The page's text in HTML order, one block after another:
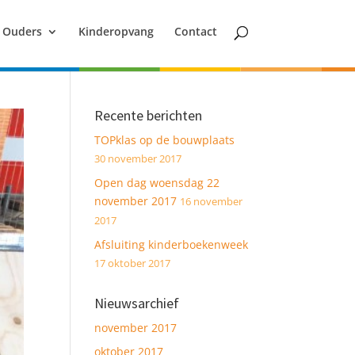
Ouders Kinderopvang Contact
Recente berichten
TOPklas op de bouwplaats
30 november 2017
Open dag woensdag 22
november 2017 16 november
2017
Afsluiting kinderboekenweek
17 oktober 2017
Nieuwsarchief
november 2017
oktober 2017